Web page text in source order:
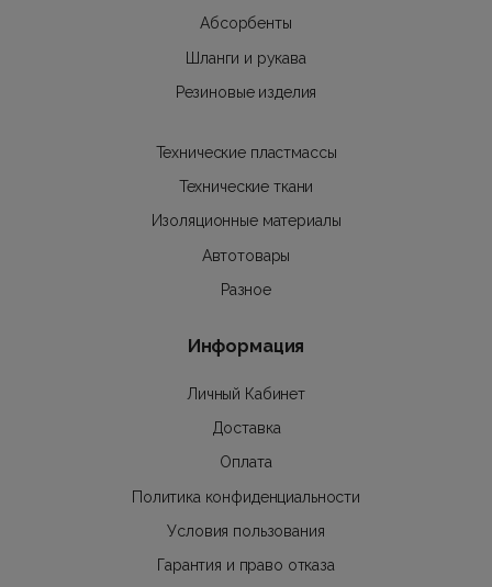
Абсорбенты
Шланги и рукава
Резиновые изделия
Технические пластмассы
Технические ткани
Изоляционные материалы
Автотовары
Разное
Информация
Личный Кабинет
Доставка
Оплата
Политика конфиденциальности
Условия пользования
Гарантия и право отказа